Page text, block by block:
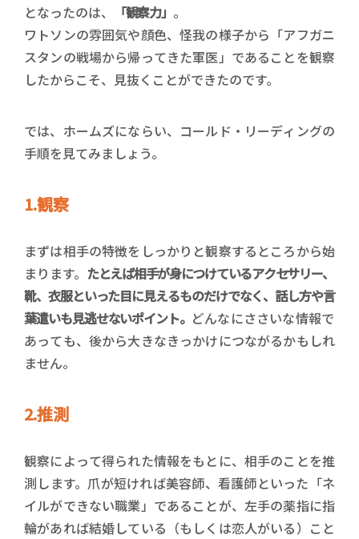
となったのは、
「観察力」 。
ワトソンの雰囲気や顔色、怪我の様子から「アフガニ
スタンの戦場から帰ってきた軍医」であることを観察
したからこそ、見抜くことができたのです。
では、ホームズにならい、コールド・リーディングの
手順を見てみましょう。
1.観察
まずは相手の特徴をしっかりと観察するところから始
まります。 たとえば相手が身につけているアクセサリー、
靴、衣服といった目に見えるものだけでなく、話し方や言
葉遣いも見逃せないポイント。 どんなにささいな情報で
あっても、後から大きなきっかけにつながるかもしれ
ません。
2.推測
観察によって得られた情報をもとに、相手のことを推
測します。爪が短ければ美容師、看護師といった「ネ
イルができない職業」であることが、左手の薬指に指
輪があれば結婚している（もしくは恋人がいる）こと